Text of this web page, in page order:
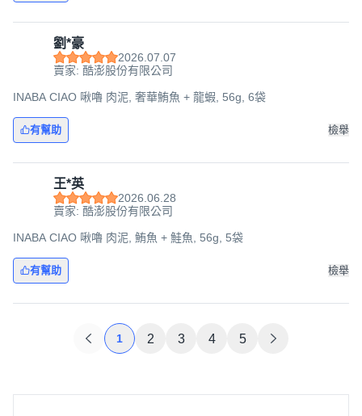
劉*豪
2026.07.07
賣家: 酷澎股份有限公司
INABA CIAO 啾嚕 肉泥, 奢華鮪魚 + 龍蝦, 56g, 6袋
有幫助 檢舉
王*英
2026.06.28
賣家: 酷澎股份有限公司
INABA CIAO 啾嚕 肉泥, 鮪魚 + 鮭魚, 56g, 5袋
有幫助 檢舉
1 2 3 4 5